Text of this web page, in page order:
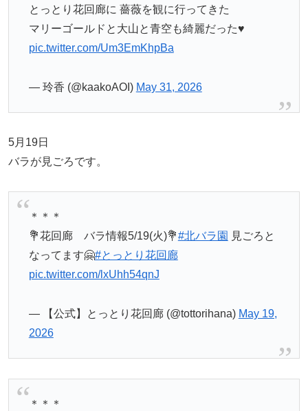
とっとり花回廊に 薔薇を観に行ってきた
マリーゴールドと大山と青空も綺麗だった♥️
pic.twitter.com/Um3EmKhpBa
— 玲香 (@kaakoAOI) May 31, 2026
5月19日
バラが見ごろです。
＊＊＊
💐花回廊 バラ情報5/19(火)💐#北バラ園 見ごろと
なってます🤗#とっとり花回廊
pic.twitter.com/lxUhh54qnJ
— 【公式】とっとり花回廊 (@tottorihana) May 19,
2026
＊＊＊